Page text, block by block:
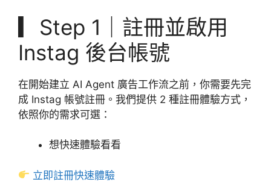
▎Step 1｜註冊並啟用
Instag 後台帳號
在開始建立 AI Agent 廣告工作流之前，你需要先完
成 Instag 帳號註冊。我們提供 2 種註冊體驗方式，
依照你的需求可選：
想快速體驗看看
立即註冊快速體驗